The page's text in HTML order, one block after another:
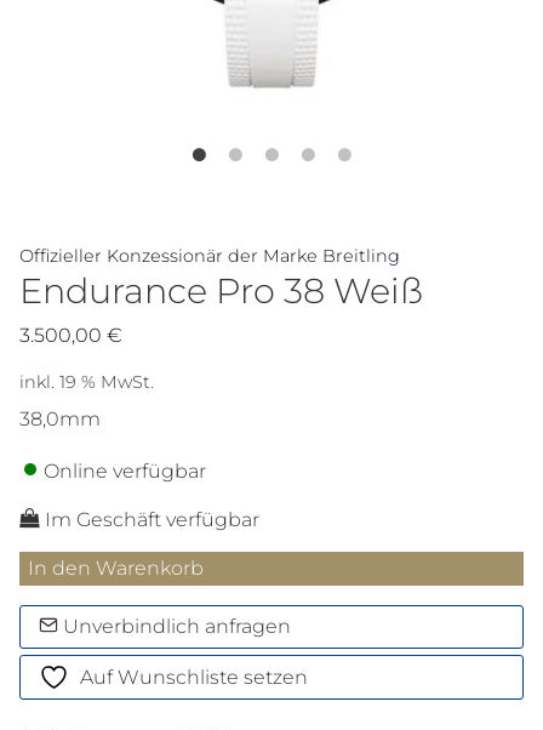
Offizieller Konzessionär der Marke Breitling
Endurance Pro 38 Weiß
3.500,00 €
inkl. 19 % MwSt.
38,0mm
Online verfügbar
Im Geschäft verfügbar
Endurance
Pro
38
Weiß
Menge
In den Warenkorb
Unverbindlich anfragen
Auf Wunschliste setzen